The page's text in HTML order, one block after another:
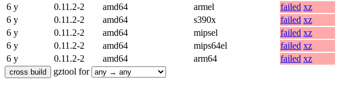
6 y
0.11.2-2 amd64 armel failed xz
6 y
0.11.2-2 amd64 s390x failed xz
6 y
0.11.2-2 amd64 mipsel failed xz
6 y
0.11.2-2 amd64 mips64el failed xz
6 y
0.11.2-2 amd64 arm64 failed xz
gztool for